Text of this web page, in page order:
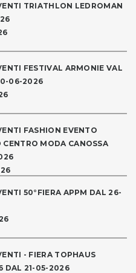
TRIATHLON LEDROMAN
FESTIVAL ARMONIE VAL
06-2026
FASHION EVENTO
CENTRO MODA CANOSSA
50°FIERA APPM DAL 26-
- FIERA TOPHAUS
DAL 21-05-2026